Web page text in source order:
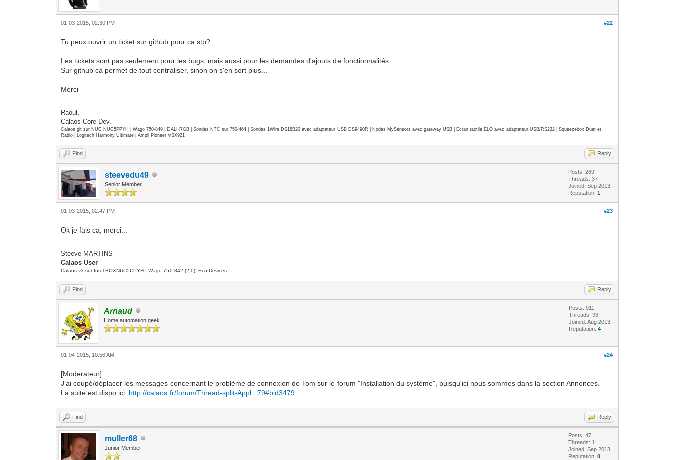
#22
01-03-2015, 02:30 PM
Tu peux ouvrir un ticket sur github pour ca stp?
Les tickets sont pas seulement pour les bugs, mais aussi pour les demandes d'ajouts de fonctionnalités.
Sur github ca permet de tout centraliser, sinon on s'en sort plus...
Merci
Raoul,
Calaos Core Dev.
Calaos git sur NUC NUC5PPYH | Wago 750-849 | DALI RGB | Sondes NTC sur 750-464 | Sondes 1Wire DS18B20 avec adaptateur USB DS9490R | Nodes MySensors avec gateway USB | Ecran tactile ELO avec adaptateur USB/RS232 | Squeezebox Duet et
Radio | Logitech Harmony Ultimate | Ampli Pioneer VSX921
Find Reply
steevedu49
Senior Member
Posts: 269
Threads: 37
Joined: Sep 2013
Reputation:1
#23
01-03-2015, 02:47 PM
Ok je fais ca, merci...
Steeve MARTINS
Calaos User
Calaos v3 sur Intel BOXNUC5CPYH | Wago 750-842 (2.0)| Eco-Devices
Find Reply
Arnaud
Home automation geek
Posts: 911
Threads: 93
Joined: Aug 2013
Reputation:4
#24
01-04-2015, 10:56 AM
[Moderateur]
J'ai coupé/déplacer les messages concernant le problème de connexion de Tom sur le forum "Installation du système", puisqu'ici nous sommes dans la section Annonces.
La suite est dispo ici: http://calaos.fr/forum/Thread-split-Appl...79#pid3479
Find Reply
muller68
Junior Member
Posts: 47
Threads: 1
Joined: Sep 2013
Reputation:0